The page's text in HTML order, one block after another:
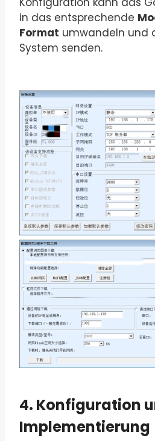
in das entsprechende
Format umwandeln und
System senden.
4. Konfiguration
Implementierung